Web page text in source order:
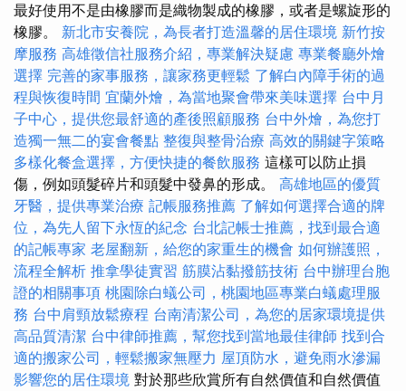
最好使用不是由橡膠而是織物製成的橡膠，或者是螺旋形的
橡膠。 新北市安養院，為長者打造溫馨的居住環境 新竹按
摩服務 高雄徵信社服務介紹，專業解決疑慮 專業餐廳外燴
選擇 完善的家事服務，讓家務更輕鬆 了解白內障手術的過
程與恢復時間 宜蘭外燴，為當地聚會帶來美味選擇 台中月
子中心，提供您最舒適的產後照顧服務 台中外燴，為您打
造獨一無二的宴會餐點 整復與整骨治療 高效的關鍵字策略
多樣化餐盒選擇，方便快捷的餐飲服務 這樣可以防止損
傷，例如頭髮碎片和頭髮中發鼻的形成。 高雄地區的優質
牙醫，提供專業治療 記帳服務推薦 了解如何選擇合適的牌
位，為先人留下永恆的紀念 台北記帳士推薦，找到最合適
的記帳專家 老屋翻新，給您的家重生的機會 如何辦護照，
流程全解析 推拿學徒實習 筋膜沾黏撥筋技術 台中辦理台胞
證的相關事項 桃園除白蟻公司，桃園地區專業白蟻處理服
務 台中肩頸放鬆療程 台南清潔公司，為您的居家環境提供
高品質清潔 台中律師推薦，幫您找到當地最佳律師 找到合
適的搬家公司，輕鬆搬家無壓力 屋頂防水，避免雨水滲漏
影響您的居住環境 對於那些欣賞所有自然價值和自然價值